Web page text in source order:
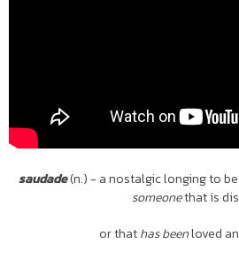
saudade(n.) - a nostalgic longing to
someonethat is
or thathas beenloved